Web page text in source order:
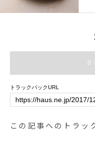
#
0
トラックバックURL
この記事へのトラッ